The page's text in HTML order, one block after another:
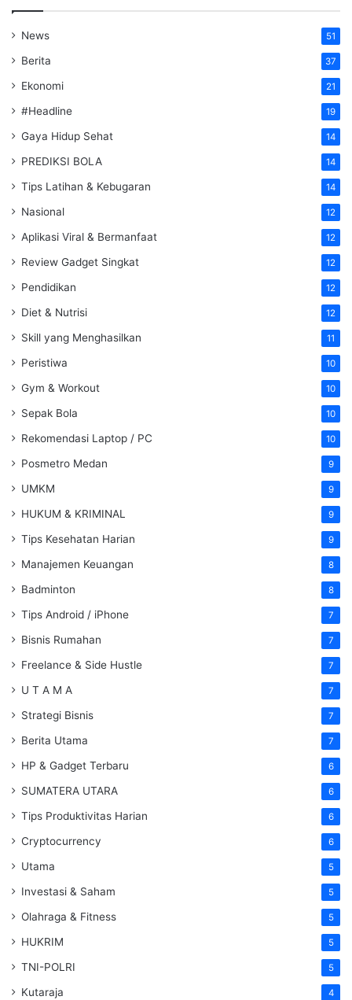
News 51
Berita 37
Ekonomi 21
#Headline 19
Gaya Hidup Sehat 14
PREDIKSI BOLA 14
Tips Latihan & Kebugaran 14
Nasional 12
Aplikasi Viral & Bermanfaat 12
Review Gadget Singkat 12
Pendidikan 12
Diet & Nutrisi 12
Skill yang Menghasilkan 11
Peristiwa 10
Gym & Workout 10
Sepak Bola 10
Rekomendasi Laptop / PC 10
Posmetro Medan 9
UMKM 9
HUKUM & KRIMINAL 9
Tips Kesehatan Harian 9
Manajemen Keuangan 8
Badminton 8
Tips Android / iPhone 7
Bisnis Rumahan 7
Freelance & Side Hustle 7
U T A M A 7
Strategi Bisnis 7
Berita Utama 7
HP & Gadget Terbaru 6
SUMATERA UTARA 6
Tips Produktivitas Harian 6
Cryptocurrency 6
Utama 5
Investasi & Saham 5
Olahraga & Fitness 5
HUKRIM 5
TNI-POLRI 5
Kutaraja 4